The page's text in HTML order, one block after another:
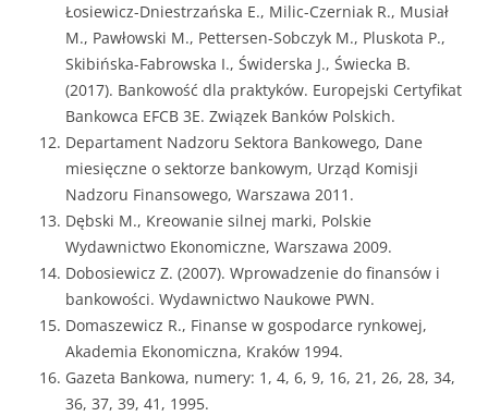
Łosiewicz-Dniestrzańska E., Milic-Czerniak R., Musiał
M., Pawłowski M., Pettersen-Sobczyk M., Pluskota P.,
Skibińska-Fabrowska I., Świderska J., Świecka B.
(2017). Bankowość dla praktyków. Europejski Certyfikat
Bankowca EFCB 3E. Związek Banków Polskich.
Departament Nadzoru Sektora Bankowego, Dane
miesięczne o sektorze bankowym, Urząd Komisji
Nadzoru Finansowego, Warszawa 2011.
Dębski M., Kreowanie silnej marki, Polskie
Wydawnictwo Ekonomiczne, Warszawa 2009.
Dobosiewicz Z. (2007). Wprowadzenie do finansów i
bankowości. Wydawnictwo Naukowe PWN.
Domaszewicz R., Finanse w gospodarce rynkowej,
Akademia Ekonomiczna, Kraków 1994.
Gazeta Bankowa, numery: 1, 4, 6, 9, 16, 21, 26, 28, 34,
36, 37, 39, 41, 1995.